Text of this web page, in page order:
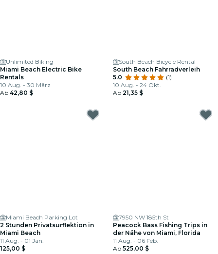
Unlimited Biking
Miami Beach Electric Bike
Rentals
10 Aug. - 30 März
Ab 42,80 $
South Beach Bicycle Rental
South Beach Fahrradverleih
5.0
(1)
10 Aug. - 24 Okt.
Ab 21,35 $
Miami Beach Parking Lot
2 Stunden Privatsurflektion in
Miami Beach
11 Aug. - 01 Jan.
125,00 $
7950 NW 185th St
Peacock Bass Fishing Trips in
der Nähe von Miami, Florida
11 Aug. - 06 Feb.
Ab 525,00 $